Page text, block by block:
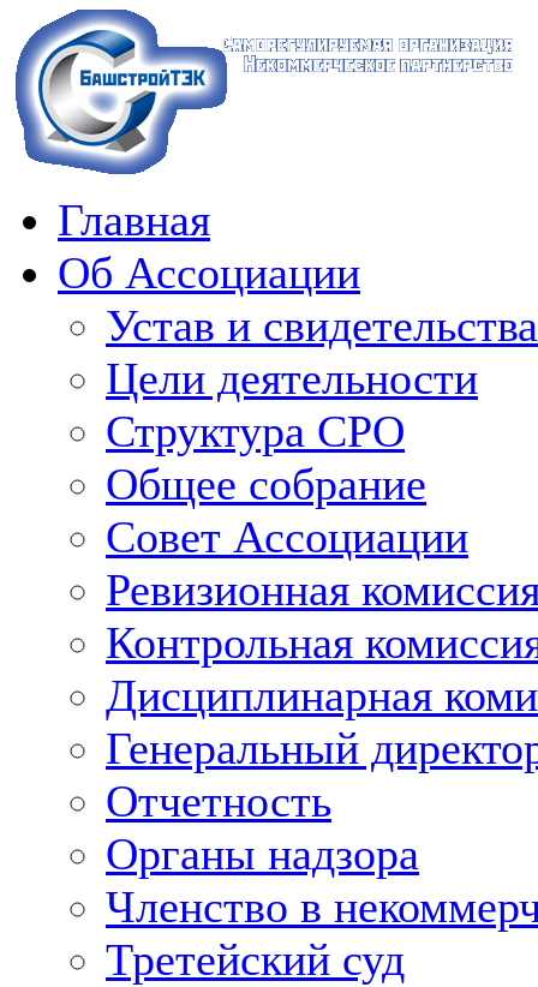
Главная
Об Ассоциации
Устав и свидетельства
Цели деятельности
Структура СРО
Общее собрание
Совет Ассоциации
Ревизионная
Контрольная
Дисциплинарная
Генеральный
Отчетность
Органы надзора
Членство в
Третейский суд